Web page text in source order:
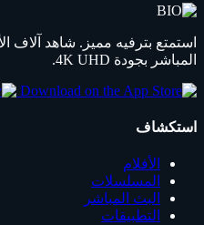
استمتع بترفيه مميز. شاهد آلاف
المباشر بجودة 4K UHD.
استكشاف
الأفلام
المسلسلات
البث المباشر
التطبيقات